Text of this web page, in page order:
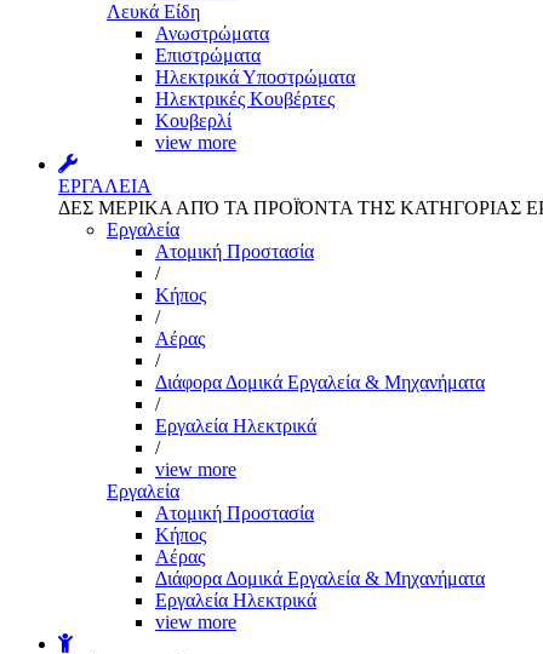
Λευκά Είδη
Ανωστρώματα
Επιστρώματα
Ηλεκτρικά Υποστρώματα
Ηλεκτρικές Κουβέρτες
Κουβερλί
view more
ΕΡΓΑΛΕΙΑ
ΔΕΣ ΜΕΡΙΚΑ ΑΠΌ ΤΑ ΠΡΟΪΌΝΤΑ ΤΗΣ ΚΑΤΗΓΟΡΙΑΣ
Εργαλεία
Aτομική Προστασία
/
Kήπος
/
Αέρας
/
Διάφορα Δομικά Εργαλεία & Μηχανήματα
/
Εργαλεία Ηλεκτρικά
/
view more
Εργαλεία
Aτομική Προστασία
Kήπος
Αέρας
Διάφορα Δομικά Εργαλεία & Μηχανήματα
Εργαλεία Ηλεκτρικά
view more